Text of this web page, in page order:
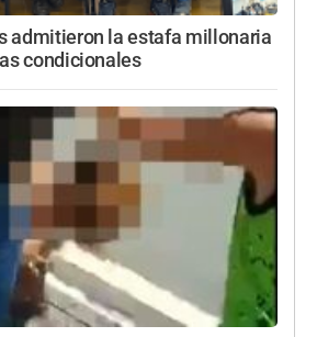
admitieron la estafa millonaria
condicionales